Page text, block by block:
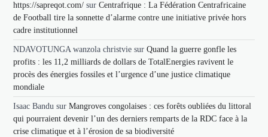
https://sapreqot.com/ surCentrafrique : La Fédération Centrafricaine
de Football tire la sonnette d’alarme contre une initiative privée hors
cadre institutionnel
NDAVOTUNGA wanzola christvie surQuand la guerre gonfle les
profits : les 11,2 milliards de dollars de TotalEnergies ravivent le
procès des énergies fossiles et l’urgence d’une justice climatique
mondiale
Isaac Bandu surMangroves congolaises : ces forêts oubliées du littoral
qui pourraient devenir l’un des derniers remparts de la RDC face à la
crise climatique et à l’érosion de sa biodiversité